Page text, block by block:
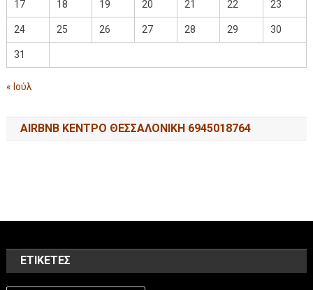
17 18 19 20 21 22 23
24 25 26 27 28 29 30
31
« Ιούλ
AIRBNB ΚΕΝΤΡΟ ΘΕΣΣΑΛΟΝΙΚΗ 6945018764
ΕΤΙΚΈΤΕΣ